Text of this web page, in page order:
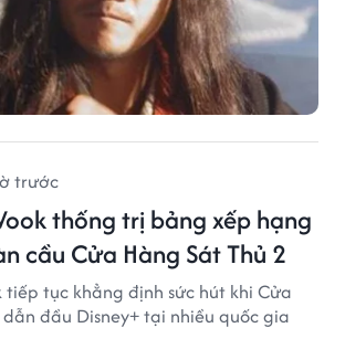
trước
thống trị bảng xếp hạng
cầu Cửa Hàng Sát Thủ 2
tiếp tục khẳng định sức hút khi Cửa
dẫn đầu Disney+ tại nhiều quốc gia